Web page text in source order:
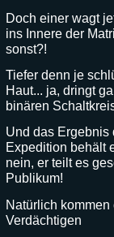
Doch einer wagt
ins Innere der
sonst?!
Tiefer denn je
Haut... ja, dringt
binären
Und das
Expedition behält
nein, er teilt es
Publikum!
Natürlich
Verdächtigen